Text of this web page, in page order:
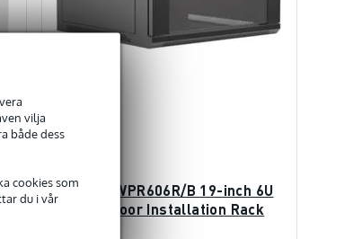
vilja
både dess
cookies som
du i vårCaymon WPR606R/B 19-inch 6U
Double-Door Installation Rack